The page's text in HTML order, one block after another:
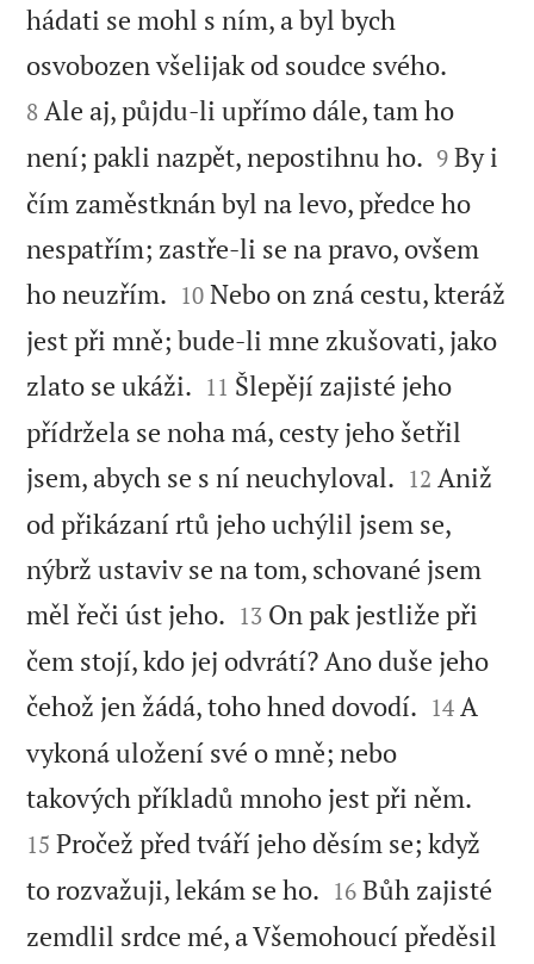
hádati se mohl s ním, a byl bych
osvobozen všelijak od soudce svého.
8 Ale aj, půjdu-li upřímo dále, tam ho
není; pakli nazpět, nepostihnu ho. 

9 By i
čím zaměstknán byl na levo, předce ho
nespatřím; zastře-li se na pravo, ovšem
ho neuzřím. 

10 Nebo on zná cestu, kteráž
jest při mně; bude-li mne zkušovati, jako
zlato se ukáži. 

11 Šlepějí zajisté jeho
přídržela se noha má, cesty jeho šetřil
jsem, abych se s ní neuchyloval. 

12 Aniž
od přikázaní rtů jeho uchýlil jsem se,
nýbrž ustaviv se na tom, schované jsem
měl řeči úst jeho. 

13 On pak jestliže při
čem stojí, kdo jej odvrátí? Ano duše jeho
čehož jen žádá, toho hned dovodí. 

14 A
vykoná uložení své o mně; nebo
takových příkladů mnoho jest při něm.
15 Pročež před tváří jeho děsím se; když
to rozvažuji, lekám se ho. 

16 Bůh zajisté
zemdlil srdce mé, a Všemohoucí předěsil